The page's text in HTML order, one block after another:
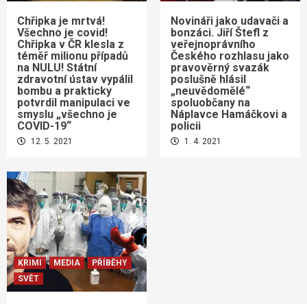
Chřipka je mrtvá!
Všechno je covid!
Chřipka v ČR klesla z
téměř milionu případů
na NULU! Státní
zdravotní ústav vypálil
bombu a prakticky
potvrdil manipulaci ve
smyslu „všechno je
COVID-19“
12. 5. 2021
Novináři jako udavači a
bonzáci. Jiří Štefl z
veřejnoprávního
Českého rozhlasu jako
pravověrný svazák
poslušně hlásil
„neuvědomělé“
spoluobčany na
Náplavce Hamáčkovi a
policii
1. 4. 2021
KRIMI MEDIA
PŘÍBĚHY
SVĚT